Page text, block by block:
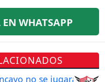
WHATSAPP